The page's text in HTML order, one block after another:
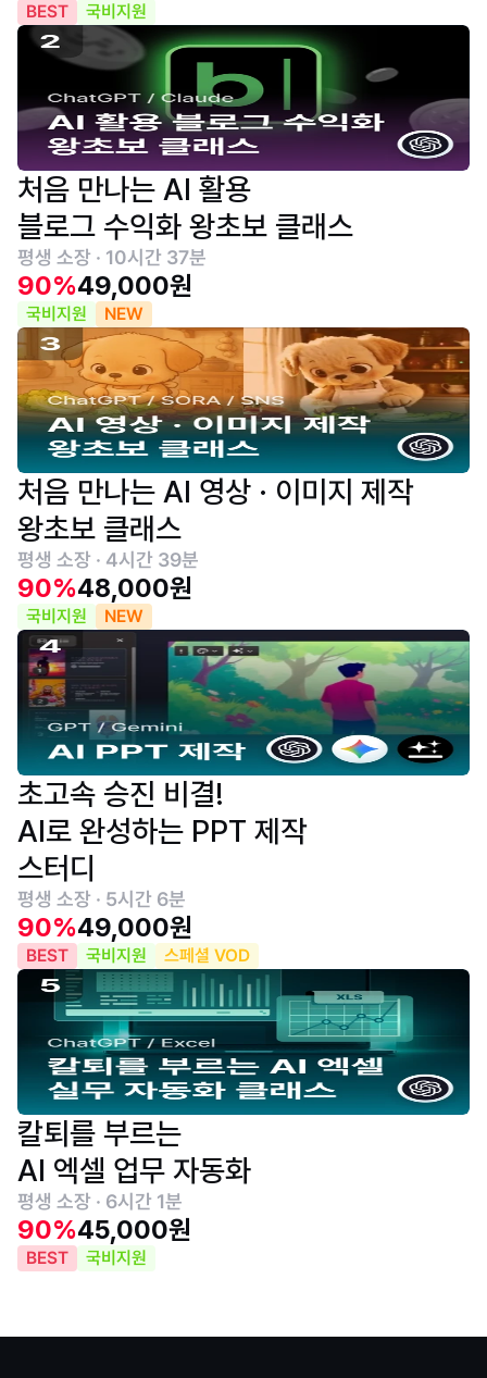
BEST 국비지원
처음 만나는 AI 활용
블로그 수익화 왕초보 클래스
평생 소장 · 10시간 37분
90%49,000원
국비지원 NEW
처음 만나는 AI 영상 · 이미지 제작
왕초보 클래스
평생 소장 · 4시간 39분
90%48,000원
국비지원 NEW
초고속 승진 비결!
AI로 완성하는 PPT 제작
스터디
평생 소장 · 5시간 6분
90%49,000원
BEST 국비지원 스페셜 VOD
칼퇴를 부르는
AI 엑셀 업무 자동화
평생 소장 · 6시간 1분
90%45,000원
BEST 국비지원